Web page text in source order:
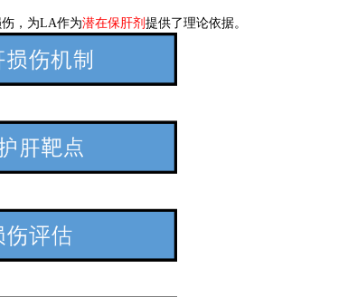
，为LA作为潜在保肝剂 提供了理论依据。